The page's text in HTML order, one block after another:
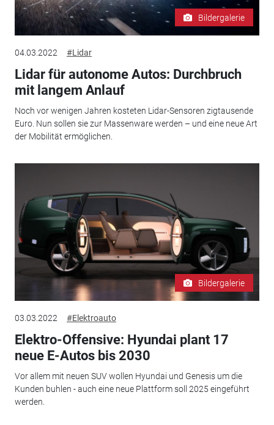
Bildergalerie
04.03.2022 #Lidar
Lidar für autonome Autos: Durchbruch
mit langem Anlauf
Noch vor wenigen Jahren kosteten Lidar-Sensoren zigtausende
Euro. Nun sollen sie zur Massenware werden – und eine neue Art
der Mobilität ermöglichen.
Bildergalerie
03.03.2022 #Elektroauto
Elektro-Offensive: Hyundai plant 17
neue E-Autos bis 2030
Vor allem mit neuen SUV wollen Hyundai und Genesis um die
Kunden buhlen - auch eine neue Plattform soll 2025 eingeführt
werden.